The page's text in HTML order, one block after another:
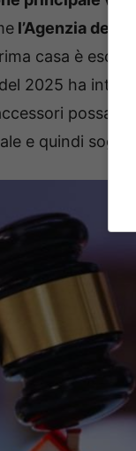
l’Agenzia
casa è
2025 ha
e quindi